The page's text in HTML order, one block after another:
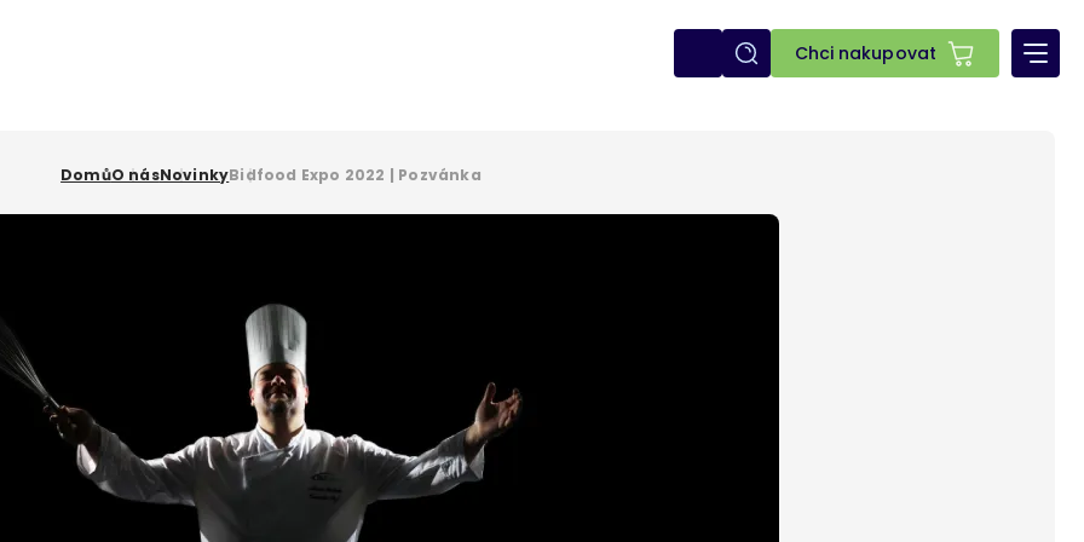
E-
Chci nakupovat
DomůO násNovinkyBidfood Expo 2022 | Pozvánka